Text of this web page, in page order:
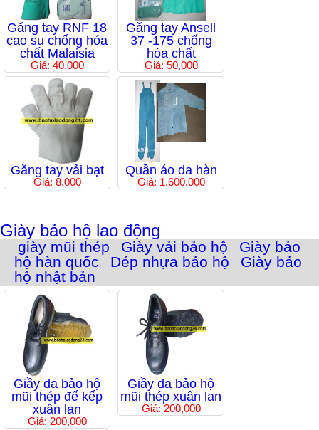
Găng tay RNF 18
cao su chống hóa
chất Malaisia
Giá: 40,000
Găng tay Ansell
37 -175 chống
hóa chất
Giá: 50,000
Găng tay vải bạt
Giá: 8,000
Quần áo da hàn
Giá: 1,600,000
Giày bảo hộ lao động
giày mũi thép Giày vải bảo hộ
Giày bảo
hộ hàn quốc
Dép nhựa bảo hộ
Giày bảo
hộ nhật bản
Giầy da bảo hộ
mũi thép đế kếp
xuân lan
Giá: 200,000
Giầy da bảo hộ
mũi thép xuân lan
Giá: 200,000